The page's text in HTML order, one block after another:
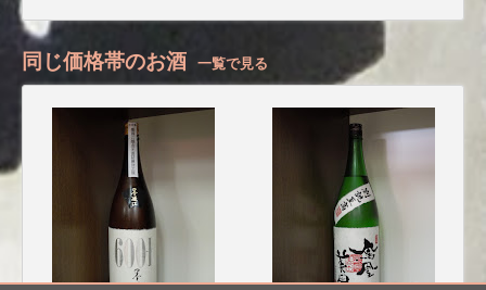
同じ価格帯のお酒 一覧で見る